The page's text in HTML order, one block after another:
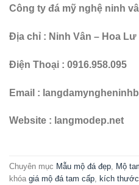
Công ty đá mỹ nghệ ninh
Địa chỉ : Ninh Vân – Hoa Lư
Điện Thoại : 0916.958.095
Email :
Website : langmodep.net
Chuyên mục Mẫu mộ đá đẹp Mộ
khóa giá mộ đá tam cấp kích